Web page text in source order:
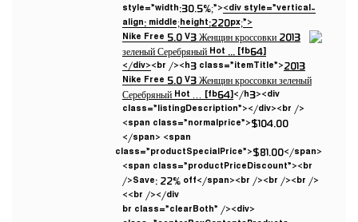
style=”width:30.5%;”><div style=”vertical-
align: middle;height:220px;”>
</div><br /><h3 class=”itemTitle”>2013
Nike Free 5.0 V3 Женщин кроссовки зеленый
Серебряный Hot … [fb64]</h3><div
class=”listingDescription”></div><br />
<span class=”normalprice”>$104.00
</span> <span
class=”productSpecialPrice”>$81.00</span>
<span class=”productPriceDiscount”><br
/>Save: 22% off</span><br /><br /><br />
<br /></div>
<br class=”clearBoth” /><div